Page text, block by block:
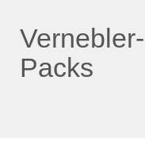
Packs